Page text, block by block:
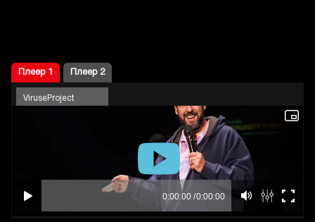
Плеер 1 Плеер 2
ViruseProject